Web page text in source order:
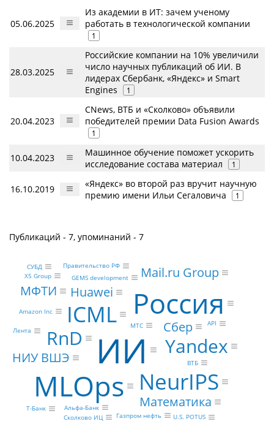
05.06.2025
Из академии в ИТ: зачем ученому
работать в технологической компании
1
28.03.2025
Российские компании на 10% увеличили
число научных публикаций об ИИ. В
лидерах Сбербанк, «Яндекс» и Smart
Engines
1
20.04.2023
CNews, ВТБ и «Сколково» объявили
победителей премии Data Fusion Awards
1
10.04.2023
Машинное обучение поможет ускорить
исследование состава материал
1
16.10.2019
«Яндекс» во второй раз вручит научную
премию имени Ильи Сегаловича
1
Публикаций - 7, упоминаний - 7
ИИ
MLOps
Россия
ICML
NeurIPS
Yandex
RnD
Huawei
Mail.ru Group
Сбер
Математика
МФТИ
НИУ ВШЭ
GEMS development
Amazon Inc
МТС
ВТБ
Т-Банк Альфа-Банк
Лента
X5 Group
Газпром нефть
Сколково ИЦ U.S. POTUS
Правительство РФ
API
СУБД